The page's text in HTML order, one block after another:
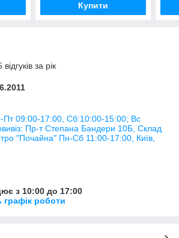
Купити
за рік
Пт 09:00-17:00, Сб:10:00-15:00; Вс
Пр-т Степана Бандери 10Б, Склад
"Почайна" Пн-Cб 11:00-17:00, Київ,
з 10:00 до 17:00
графік роботи